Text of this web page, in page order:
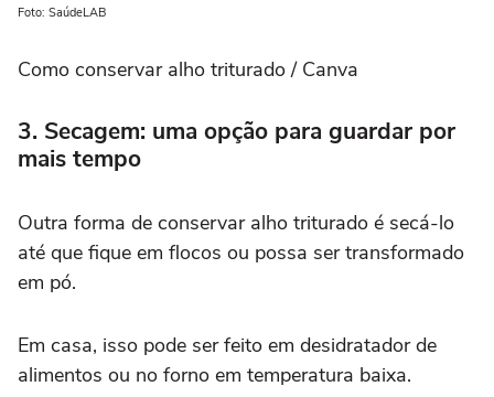
Foto: SaúdeLAB
Como conservar alho triturado / Canva
3. Secagem: uma opção para guardar por
mais tempo
Outra forma de conservar alho triturado é secá-lo
até que fique em flocos ou possa ser transformado
em pó.
Em casa, isso pode ser feito em desidratador de
alimentos ou no forno em temperatura baixa.